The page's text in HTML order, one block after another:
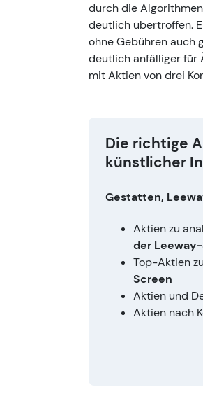
durch die
deutlich übertroffen.
ohne Gebühren auch
deutlich anfälliger für
mit Aktien von drei
Die richtige
künstlicher
Gestatten,
Aktien zu
der
Top-Aktien
Screen
Aktien und
Aktien nach